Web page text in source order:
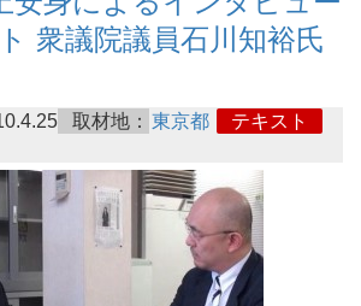
衆議院議員石川知裕氏
取材地： 東京都
テキスト